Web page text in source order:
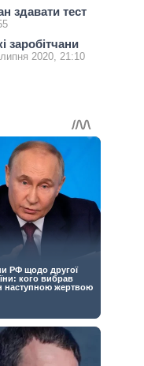
здавати тест
заробітчани
2020, 21:10